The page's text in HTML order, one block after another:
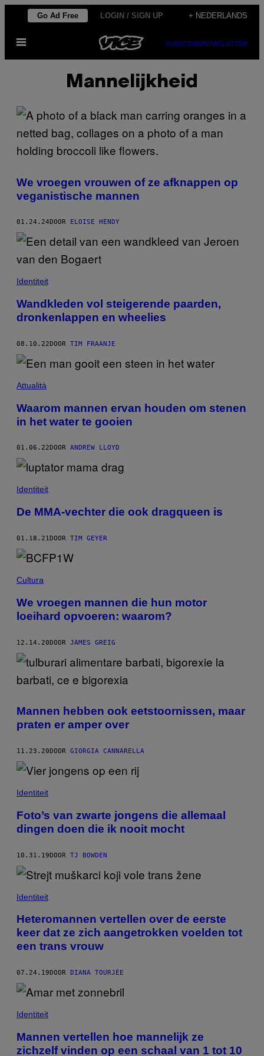
de
Go Ad Free LOGIN / SIGN UP + NEDERLANDS
Open
SUBSCRIBENEWSLETTER
Mannelijkheid
We vroegen vrouwen of ze afknappen op
veganistische mannen
01.24.24 DOOR ELOISE HENDY
Identiteit
Wandkleden vol steigerende paarden,
dronkenlappen en wheelies
08.10.22DOOR TIM FRAANJE
Attualità
Waarom mannen ervan houden om stenen
in het water te gooien
01.06.22 DOOR ANDREW LLOYD
Identiteit
De MMA-vechter die ook dragqueen is
01.18.21DOOR TIM GEYER
Cultura
We vroegen mannen die hun motor
loeihard opvoeren: waarom?
12.14.20DOOR JAMES GREIG
Mannen hebben ook eetstoornissen, maar
praten er amper over
11.23.20 DOOR GIORGIA CANNARELLA
Identiteit
Foto’s van zwarte jongens die allemaal
dingen doen die ik nooit mocht
10.31.19DOOR TJ BOWDEN
Identiteit
Heteromannen vertellen over de eerste
keer dat ze zich aangetrokken voelden tot
een trans vrouw
07.24.19 DOOR DIANA TOURJÉE
Identiteit
Mannen vertellen hoe mannelijk ze
zichzelf vinden op een schaal van 1 tot 10